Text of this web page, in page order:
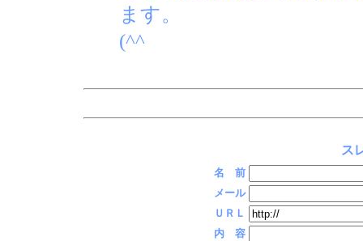
ます。
(^^ゞ
ス
名 前
メール
ＵＲＬ
内 容